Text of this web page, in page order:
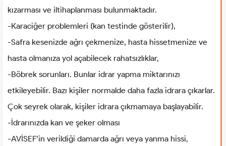
kızarması ve iltihaplanması bulunmaktadır.
-Karaciğer problemleri (kan testinde gösterilir),
-Safra kesenizde ağrı çekmenize, hasta hissetmenize ve
hasta olmanıza yol açabilecek rahatsızlıklar,
-Böbrek sorunları. Bunlar idrar yapma miktarınızı
etkileyebilir. Bazı kişiler normalde daha fazla idrara çıkarlar.
Çok seyrek olarak, kişiler idrara çıkmamaya başlayabilir.
-İdrarınızda kan ve şeker olması
-AVİSEF’in verildiği damarda ağrı veya yanma hissi,